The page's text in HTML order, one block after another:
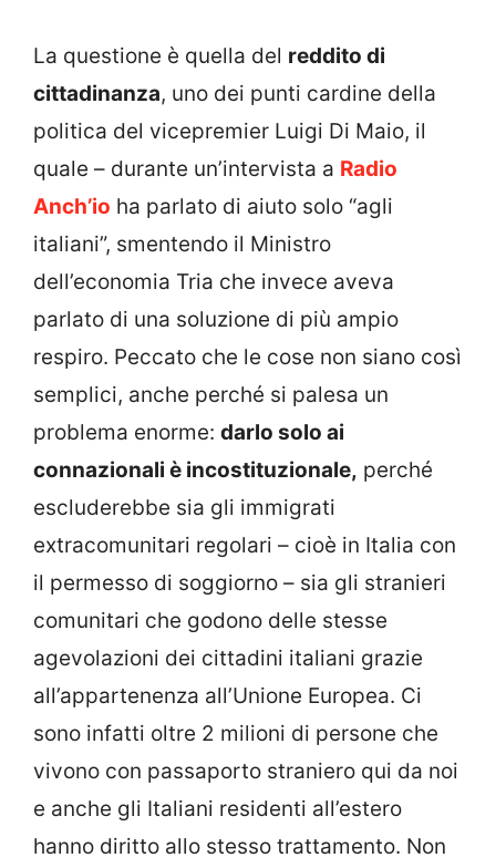
La questione è quella del reddito di
cittadinanza, uno dei punti cardine della
politica del vicepremier Luigi Di Maio, il
quale – durante un’intervista a Radio
Anch’io ha parlato di aiuto solo “agli
italiani”, smentendo il Ministro
dell’economia Tria che invece aveva
parlato di una soluzione di più ampio
respiro. Peccato che le cose non siano così
semplici, anche perché si palesa un
problema enorme: darlo solo ai
connazionali è incostituzionale, perché
escluderebbe sia gli immigrati
extracomunitari regolari – cioè in Italia con
il permesso di soggiorno – sia gli stranieri
comunitari che godono delle stesse
agevolazioni dei cittadini italiani grazie
all’appartenenza all’Unione Europea. Ci
sono infatti oltre 2 milioni di persone che
vivono con passaporto straniero qui da noi
e anche gli Italiani residenti all’estero
hanno diritto allo stesso trattamento. Non